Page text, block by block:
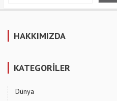
HAKKIMIZDA
KATEGORİLER
Dünya